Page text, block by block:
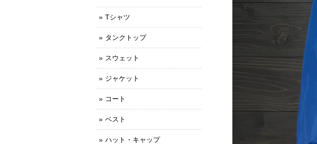
Tシャツ
タンクトップ
スウェット
ジャケット
コート
ベスト
ハット・キャップ